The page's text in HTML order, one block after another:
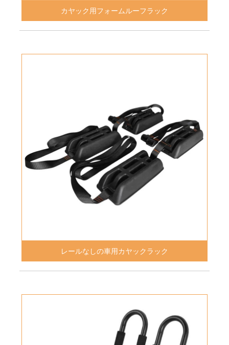
カヤック用フォームルーフラック
レールなしの車用カヤックラック